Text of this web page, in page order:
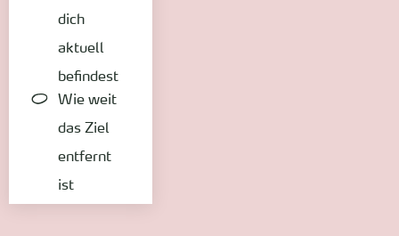
dich
aktuell
befindest
Wie weit
das Ziel
entfernt
ist